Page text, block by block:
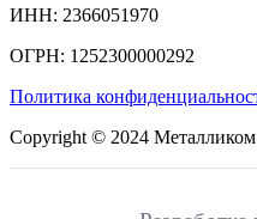
ИНН: 2366051970
ОГРН: 1252300000292
Политика
Copyright © 2024 Металликом